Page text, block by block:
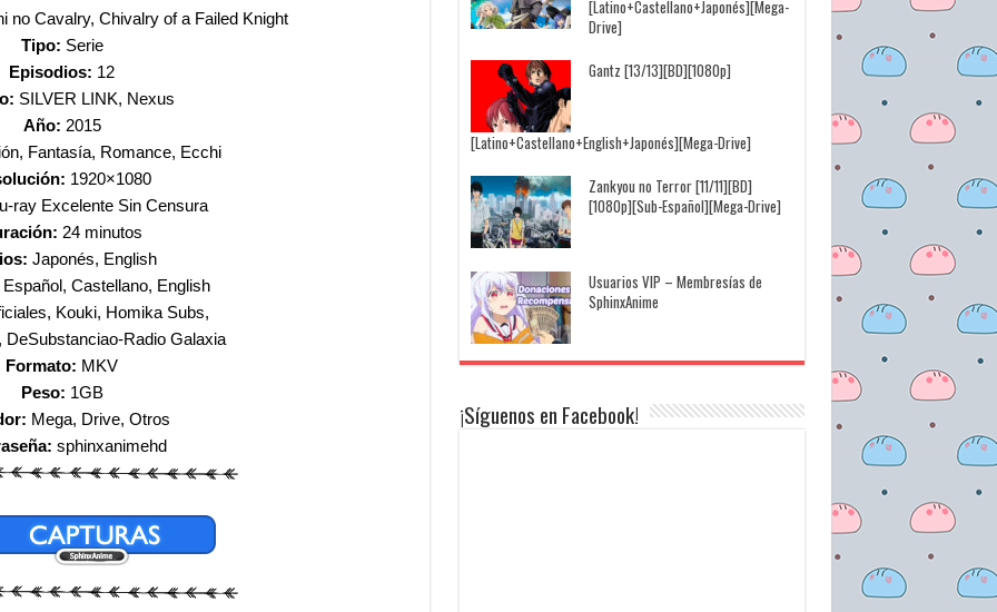
no Cavalry, Chivalry of a Failed Knight
Tipo: Serie
Episodios: 12
SILVER LINK, Nexus
Año: 2015
Fantasía, Romance, Ecchi
1920×1080
ray Excelente Sin Censura
24 minutos
Japonés, English
Español, Castellano, English
Kouki, Homika Subs,
DeSubstanciao-Radio Galaxia
Formato: MKV
Peso: 1GB
Mega, Drive, Otros
sphinxanimehd
[Latino+Castellano+Japonés][Mega-
Drive]
Gantz [13/13][BD][1080p]
[Latino+Castellano+English+Japonés][Mega-Drive]
Zankyou no Terror [11/11][BD]
[1080p][Sub-Español][Mega-Drive]
Usuarios VIP – Membresías de
SphinxAnime
¡Síguenos en Facebook!